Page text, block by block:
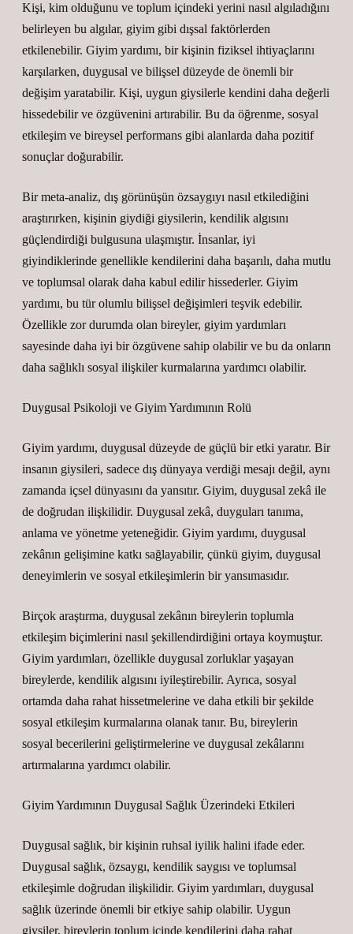
Kişi, kim olduğunu ve toplum içindeki yerini nasıl algıladığını
belirleyen bu algılar, giyim gibi dışsal faktörlerden
etkilenebilir. Giyim yardımı, bir kişinin fiziksel ihtiyaçlarını
karşılarken, duygusal ve bilişsel düzeyde de önemli bir
değişim yaratabilir. Kişi, uygun giysilerle kendini daha değerli
hissedebilir ve özgüvenini artırabilir. Bu da öğrenme, sosyal
etkileşim ve bireysel performans gibi alanlarda daha pozitif
sonuçlar doğurabilir.
Bir meta-analiz, dış görünüşün özsaygıyı nasıl etkilediğini
araştırırken, kişinin giydiği giysilerin, kendilik algısını
güçlendirdiği bulgusuna ulaşmıştır. İnsanlar, iyi
giyindiklerinde genellikle kendilerini daha başarılı, daha mutlu
ve toplumsal olarak daha kabul edilir hissederler. Giyim
yardımı, bu tür olumlu bilişsel değişimleri teşvik edebilir.
Özellikle zor durumda olan bireyler, giyim yardımları
sayesinde daha iyi bir özgüvene sahip olabilir ve bu da onların
daha sağlıklı sosyal ilişkiler kurmalarına yardımcı olabilir.
Duygusal Psikoloji ve Giyim Yardımının Rolü
Giyim yardımı, duygusal düzeyde de güçlü bir etki yaratır. Bir
insanın giysileri, sadece dış dünyaya verdiği mesajı değil, aynı
zamanda içsel dünyasını da yansıtır. Giyim, duygusal zekâ ile
de doğrudan ilişkilidir. Duygusal zekâ, duyguları tanıma,
anlama ve yönetme yeteneğidir. Giyim yardımı, duygusal
zekânın gelişimine katkı sağlayabilir, çünkü giyim, duygusal
deneyimlerin ve sosyal etkileşimlerin bir yansımasıdır.
Birçok araştırma, duygusal zekânın bireylerin toplumla
etkileşim biçimlerini nasıl şekillendirdiğini ortaya koymuştur.
Giyim yardımları, özellikle duygusal zorluklar yaşayan
bireylerde, kendilik algısını iyileştirebilir. Ayrıca, sosyal
ortamda daha rahat hissetmelerine ve daha etkili bir şekilde
sosyal etkileşim kurmalarına olanak tanır. Bu, bireylerin
sosyal becerilerini geliştirmelerine ve duygusal zekâlarını
artırmalarına yardımcı olabilir.
Giyim Yardımının Duygusal Sağlık Üzerindeki Etkileri
Duygusal sağlık, bir kişinin ruhsal iyilik halini ifade eder.
Duygusal sağlık, özsaygı, kendilik saygısı ve toplumsal
etkileşimle doğrudan ilişkilidir. Giyim yardımları, duygusal
sağlık üzerinde önemli bir etkiye sahip olabilir. Uygun
giysiler, bireylerin toplum içinde kendilerini daha rahat